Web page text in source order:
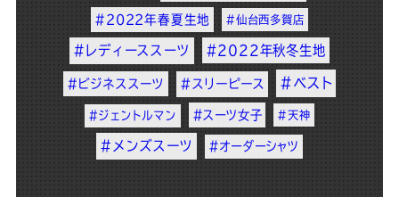
#2022年春夏生地 #仙台西多賀店
#レディーススーツ #2022年秋冬生地
#ビジネススーツ #スリーピース #ベスト
#ジェントルマン #スーツ女子 #天神
#メンズスーツ #オーダーシャツ